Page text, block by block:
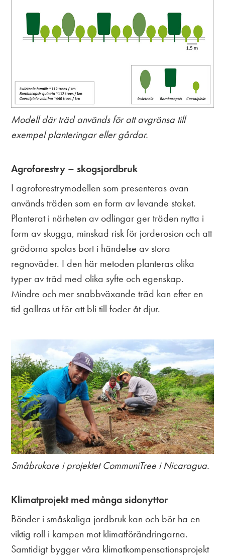
Modell där träd används för att avgränsa till
exempel planteringar eller gårdar.
Agroforestry – skogsjordbruk
I agroforestrymodellen som presenteras ovan
används träden som en form av levande staket.
Planterat i närheten av odlingar ger träden nytta i
form av skugga, minskad risk för jorderosion och att
grödorna spolas bort i händelse av stora
regnoväder. I den här metoden planteras olika
typer av träd med olika syfte och egenskap.
Mindre och mer snabbväxande träd kan efter en
tid gallras ut för att bli till foder åt djur.
Småbrukare i projektet CommuniTree i Nicaragua.
Klimatprojekt med många sidonyttor
Bönder i småskaliga jordbruk kan och bör ha en
viktig roll i kampen mot klimatförändringarna.
Samtidigt bygger våra klimatkompensationsprojekt